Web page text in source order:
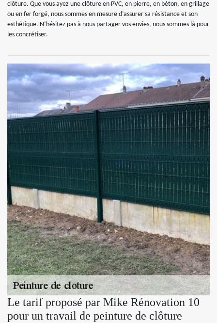
clôture. Que vous ayez une clôture en PVC, en pierre, en béton, en grillage
ou en fer forgé, nous sommes en mesure d’assurer sa résistance et son
esthétique. N’hésitez pas à nous partager vos envies, nous sommes là pour
les concrétiser.
Le tarif proposé par Mike Rénovation 10
pour un travail de peinture de clôture